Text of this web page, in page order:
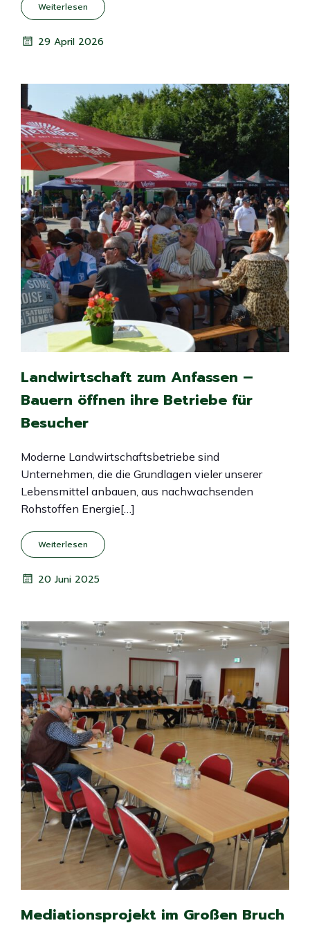
Weiterlesen
29 April 2026
Landwirtschaft zum Anfassen –
Bauern öffnen ihre Betriebe für
Besucher
Moderne Landwirtschaftsbetriebe sind
Unternehmen, die die Grundlagen vieler unserer
Lebensmittel anbauen, aus nachwachsenden
Rohstoffen Energie[…]
Weiterlesen
20 Juni 2025
Mediationsprojekt im Großen Bruch